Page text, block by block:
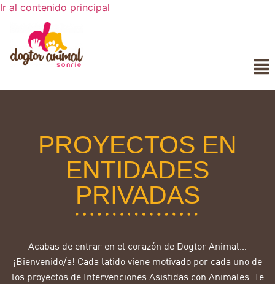
Ir al contenido principal
PROYECTOS EN
ENTIDADES
PRIVADAS
Acabas de entrar en el corazón de Dogtor Animal…
¡Bienvenido/a! Cada latido viene motivado por cada uno de
los proyectos de Intervenciones Asistidas con Animales. Te